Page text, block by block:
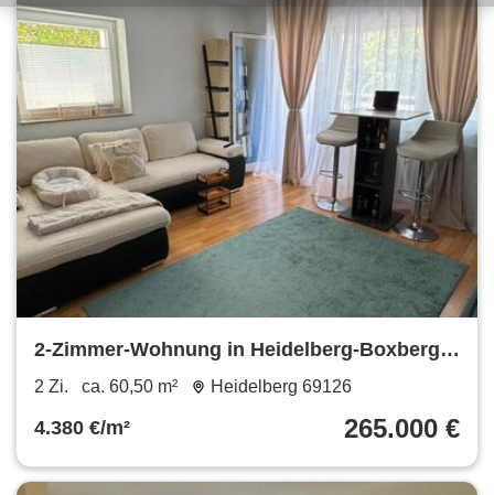
2-Zimmer-Wohnung in Heidelberg-Boxberg +
Gargage zu verkaufen
2 Zi. ca. 60,50 m² Heidelberg 69126
4.380 €/m² 265.000 €